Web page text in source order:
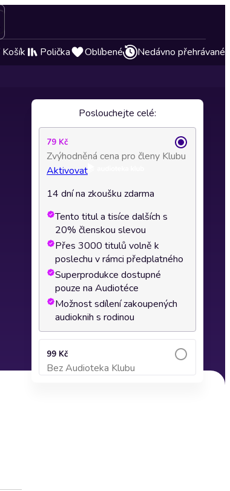
Košík Polička Oblíbené Nedávno přehrávané
Poslouchejte celé:
79 Kč
Zvýhodněná cena pro členy Klubu
Aktivovat
14 dní na zkoušku zdarma
Tento titul a tisíce dalších s
20% členskou slevou
Přes 3000 titulů volně k
poslechu v rámci předplatného
Superprodukce dostupné
pouze na Audiotéce
Možnost sdílení zakoupených
audioknih s rodinou
99 Kč
Bez Audioteka Klubu
Přidat do košíku